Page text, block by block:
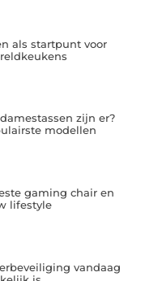
als startpunt voor
zijn er?
modellen
gaming chair en
lifestyle
vandaag